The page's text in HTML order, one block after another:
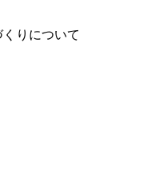
りについて